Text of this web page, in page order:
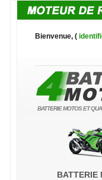
BATTERIE MOTOS ET
Bienvenue, (
BATTERIE